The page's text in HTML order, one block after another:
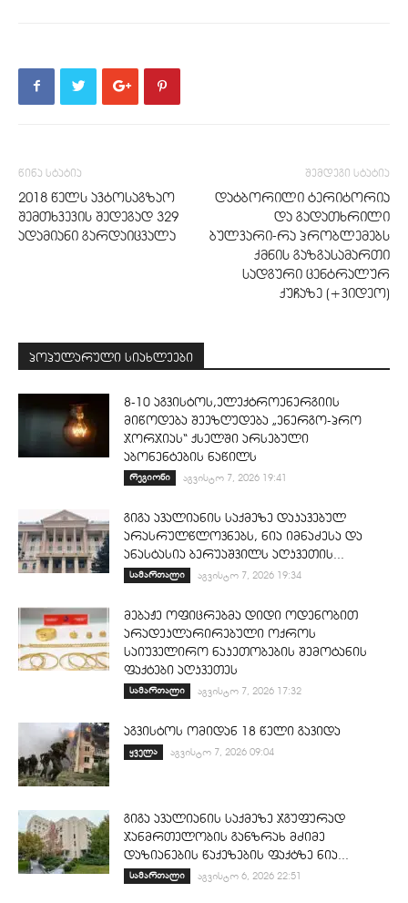
წინა სტატია
2018 წელს ავტოსაგზაო
შემთხვევის შედეგად 329
ადამიანი გარდაიცვალა
შემდეგი სტატია
დატბორილი ტერიტორია
და გადათხრილი
ბულვარი-რა პრობლემებს
ქმნის გაზგასამართი
სადგური ცენტრალურ
ქუჩაზე (+ვიდეო)
პოპულარული სიახლეები
8-10 აგვისტოს,ელექტროენერგიის
მიწოდება შეეზღუდება „ენერგო-პრო
ჯორჯიას“ ქსელში არსებული
აბონენტების ნაწილს
რეგიონი აგვისტო 7, 2026 19:41
გიგა ავალიანის საქმეზე დაკავებულ
არასრულწლოვნებს, ნია იმნაძესა და
ანასტასია ბერუაშვილს აღკვეთის...
სამართალი აგვისტო 7, 2026 19:34
მებაჟე ოფიცრებმა დიდი ოდენობით
არადეკლარირებული ოქროს
საიუველირო ნაკეთობების შემოტანის
ფაქტები აღკვეთეს
სამართალი აგვისტო 7, 2026 17:32
აგვისტოს ომიდან 18 წელი გავიდა
ყველა აგვისტო 7, 2026 09:04
გიგა ავალიანის საქმეზე ჯგუფურად
ჯანმრთელობის განზრახ მძიმე
დაზიანების წაქეზების ფაქტზე ნია...
სამართალი აგვისტო 6, 2026 22:51